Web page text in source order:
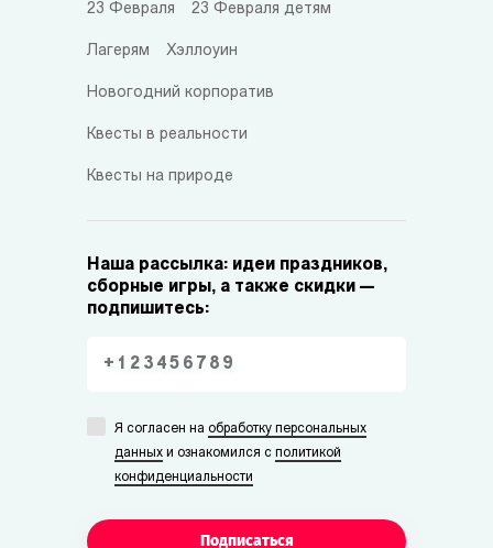
23 Февраля 23 Февраля детям
Лагерям Хэллоуин
Новогодний корпоратив
Квесты в реальности
Квесты на природе
Наша рассылка: идеи праздников,
сборные игры, а также скидки —
подпишитесь:
Я согласен на обработку персональных
данных и ознакомился с политикой
конфиденциальности
Подписаться